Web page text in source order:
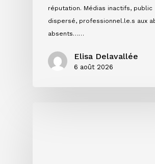
réputation. Médias inactifs, public
dispersé, professionnel.le.s aux
absents……
Elisa Delavallée
6 août 2026